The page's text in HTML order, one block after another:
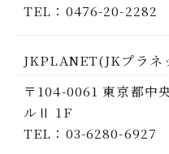
TEL：0476-20-2282
JKPLANET(JKプラネ
〒104-0061 東京都中
ルⅡ 1F
TEL：03-6280-6927